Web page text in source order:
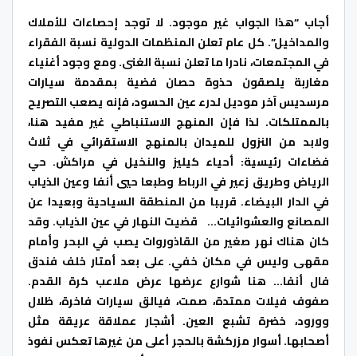
أجاب “هذا الجواب غير موجود. لا توجد إحصاءات للأملاك
والمداخيل”. كل عام تعلن المنظمات الدولية نسبة الفقراء
في المجتمعات، نادرا ما تعلن نسبة الغنى. ومع وجود أغنياء
مغاربة يلصقون حذوة حصان فضية بمقدمة سيارات
مرسديس آخر موديل لدرء عين الحسود، فإنه يصعب التصريح
بالممتلكات. لذا فإن المنهج الاستنباطي غير مفيد هنا،
ولابد من النزول للميدان بالمنهج الاستقرائي في ثلاث
فضاءات رئيسية: أحياء كيليز والنخيل في مراكش. حي
الرياض وطريق زعير في الرباط وطبعا حيي أنفا وعين الذياب
في الدار البيضاء. قريبا من المنطقة السياحية وبعيدا عن
المصانع والعشوائيات… قضيت النهار في عين الذياب. وقد
كان هناك نهر صغير من القاذوروات يصب في البحر وأمام
مقهى وليس في مكان خفي. على بعد أمتار خلف فندق
فال أنفا… هنا شوارع عرضها عرض ملاعب كرة القدم.
صفوف فيلات ممتدة، صمت، فيالق سيارات فاخرة، ظلال
وورود، خضرة تشبع العين. أشجار عملاقة عريقة مثل
أصحابها. أسوار مزركشة بالحجر أعلى من غيرها تعكس نفوذ